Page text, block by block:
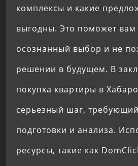
комплексы и какие
выгодны. Это поможет вам
осознанный выбор и не
решении в будущем. В
покупка квартиры в
серьезный шаг,
подготовки и анализа.
ресурсы, такие как